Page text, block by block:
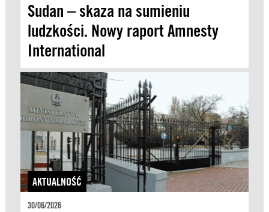
Sudan – skaza na sumieniu
ludzkości. Nowy raport Amnesty
International
AKTUALNOŚĆ
30/06/2026